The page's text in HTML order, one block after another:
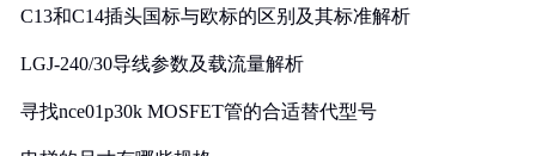
C13和C14插头国标与欧标的区别及其标准解析
LGJ-240/30导线参数及载流量解析
寻找nce01p30k MOSFET管的合适替代型号